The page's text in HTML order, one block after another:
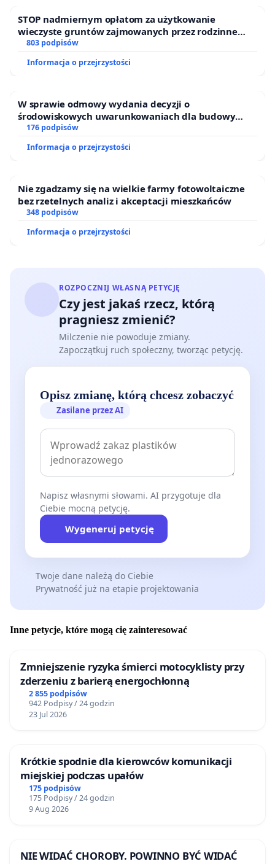
STOP nadmiernym opłatom za użytkowanie
wieczyste gruntów zajmowanych przez rodzinne
ogrody działkowe.
803 podpisów
Informacja o przejrzystości
W sprawie odmowy wydania decyzji o
środowiskowych uwarunkowaniach dla budowy
zakładu wytwarzania biometanu „Krynki” w
Ostrowiu Południowym oraz ochrony mieszkańców i
Puszczy Knyszyńskiej
176 podpisów
Informacja o przejrzystości
Nie zgadzamy się na wielkie farmy fotowoltaiczne
bez rzetelnych analiz i akceptacji mieszkańców
348 podpisów
Informacja o przejrzystości
ROZPOCZNIJ WŁASNĄ PETYCJĘ
Czy jest jakaś rzecz, którą
pragniesz zmienić?
Milczenie nie powoduje zmiany.
Zapoczątkuj ruch społeczny, tworząc petycję.
Opisz zmianę, którą chcesz zobaczyć
Zasilane przez AI
Napisz własnymi słowami. AI przygotuje dla
Ciebie mocną petycję.
Wygeneruj petycję
Twoje dane należą do Ciebie
Prywatność już na etapie projektowania
Inne petycje, które mogą cię zainteresować
Zmniejszenie ryzyka śmierci motocyklisty przy
zderzeniu z barierą energochłonną
2 855 podpisów
942 Podpisy / 24 godzin
23 Jul 2026
Krótkie spodnie dla kierowców komunikacji
miejskiej podczas upałów
175 podpisów
175 Podpisy / 24 godzin
9 Aug 2026
NIE WIDAĆ CHOROBY. POWINNO BYĆ WIDAĆ